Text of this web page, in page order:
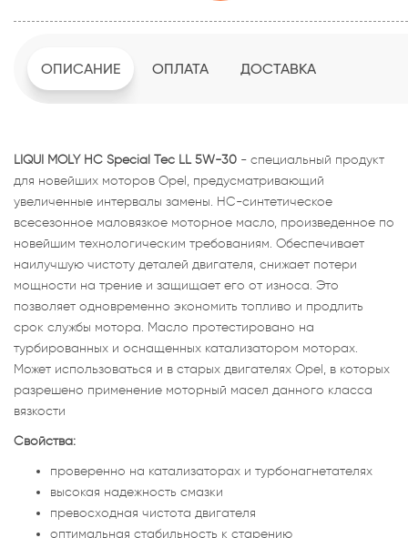
ОПИСАНИЕ ОПЛАТА ДОСТАВКА
LIQUI MOLY НС Special Tec LL 5W-30 - специальный продукт
для новейших моторов Opel, предусматривающий
увеличенные интервалы замены. HC-синтетическое
всесезонное маловязкое моторное масло, произведенное по
новейшим технологическим требованиям. Обеспечивает
наилучшую чистоту деталей двигателя, снижает потери
мощности на трение и защищает его от износа. Это
позволяет одновременно экономить топливо и продлить
срок службы мотора. Масло протестировано на
турбированных и оснащенных катализатором моторах.
Может использоваться и в старых двигателях Opel, в которых
разрешено применение моторный масел данного класса
вязкости
Свойства:
проверенно на катализаторах и турбонагнетателях
высокая надежность смазки
превосходная чистота двигателя
оптимальная стабильность к старению